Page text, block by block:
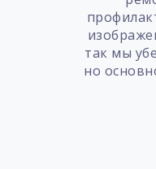
так мы
но